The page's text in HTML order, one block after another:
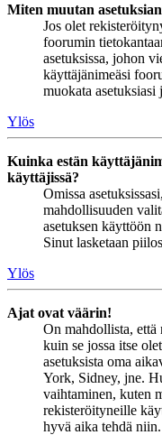
Miten muutan
Jos olet
foorumin
asetuksissa, johon
käyttäjänimeäsi
muokata asetuksiasi
Ylös
Kuinka estän
käyttäjissä?
Omissa
mahdollisuuden
asetuksen käyttöön
Sinut lasketaan
Ylös
Ajat ovat väärin!
On mahdollista,
kuin se jossa itse
asetuksista oma
York, Sidney, jne.
vaihtaminen, kuten
rekisteröityneille
hyvä aika tehdä niin.